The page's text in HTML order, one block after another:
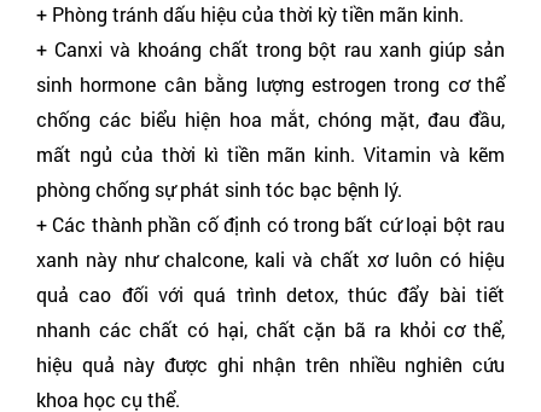
+ Phòng tránh dấu hiệu của thời kỳ tiền mãn kinh.
+ Canxi và khoáng chất trong bột rau xanh giúp sản
sinh hormone cân bằng lượng estrogen trong cơ thể
chống các biểu hiện hoa mắt, chóng mặt, đau đầu,
mất ngủ của thời kì tiền mãn kinh. Vitamin và kẽm
phòng chống sự phát sinh tóc bạc bệnh lý.
+ Các thành phần cố định có trong bất cứ loại bột rau
xanh này như chalcone, kali và chất xơ luôn có hiệu
quả cao đối với quá trình detox, thúc đẩy bài tiết
nhanh các chất có hại, chất cặn bã ra khỏi cơ thể,
hiệu quả này được ghi nhận trên nhiều nghiên cứu
khoa học cụ thể.